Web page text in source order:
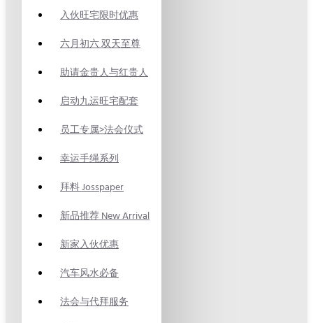
入伙旺宅限时优惠
六月初六 双天至尊
助请金贵人与红贵人
启动九运旺宅配套
员工专属>法会仪式
幸运手绳系列
拜料 Josspaper
新品推荐 New Arrival
新家入伙优惠
汽车风水必备
法会与代拜服务